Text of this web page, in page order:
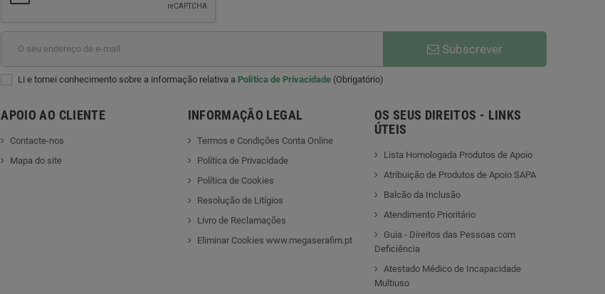
Subscrever
Li e tomei conhecimento sobre a informação relativa a Política de Privacidade (Obrigatório)
APOIO AO CLIENTE
Contacte-nos
Mapa do site
INFORMAÇÃO LEGAL
Termos e Condições Conta Online
Política de Privacidade
Política de Cookies
Resolução de Litígios
Livro de Reclamações
Eliminar Cookies www.megaserafim.pt
OS SEUS DIREITOS - LINKS
ÚTEIS
Lista Homologada Produtos de Apoio
Atribuição de Produtos de Apoio SAPA
Balcão da Inclusão
Atendimento Prioritário
Guia - Direitos das Pessoas com
Deficiência
Atestado Médico de Incapacidade
Multiuso